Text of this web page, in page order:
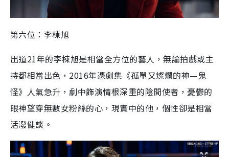
第六位：李棟旭
出道21年的李棟旭是相當全方位的藝人，無論拍戲或主
持都相當出色， 2016年憑劇集《孤單又燦爛的神—鬼
怪》人氣急升，劇中飾演情根深重的陰間使者，憂鬱的
眼神望穿無數女粉絲的心，現實中的他 ， 個性卻是相當
活潑健談。